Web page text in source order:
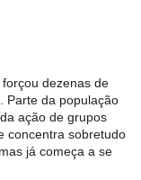
dezenas de
Parte da população
ação de grupos
concentra sobretudo
já começa a se